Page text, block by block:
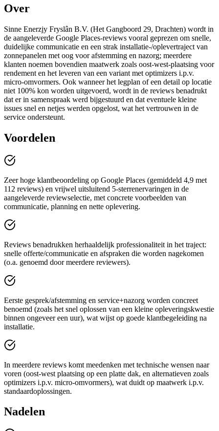
Over
Sinne Enerzjy Fryslân B.V. (Het Gangboord 29, Drachten) wordt in
de aangeleverde Google Places-reviews vooral geprezen om snelle,
duidelijke communicatie en een strak installatie-/oplevertraject van
zonnepanelen met oog voor afstemming en nazorg; meerdere
klanten noemen bovendien maatwerk zoals oost-west-plaatsing voor
rendement en het leveren van een variant met optimizers i.p.v.
micro-omvormers. Ook wanneer het legplan of een detail op locatie
niet 100% kon worden uitgevoerd, wordt in de reviews benadrukt
dat er in samenspraak werd bijgestuurd en dat eventuele kleine
issues snel en netjes werden opgelost, wat het vertrouwen in de
service ondersteunt.
Voordelen
Zeer hoge klantbeoordeling op Google Places (gemiddeld 4,9 met
112 reviews) en vrijwel uitsluitend 5-sterrenervaringen in de
aangeleverde reviewselectie, met concrete voorbeelden van
communicatie, planning en nette oplevering.
Reviews benadrukken herhaaldelijk professionaliteit in het traject:
snelle offerte/communicatie en afspraken die worden nagekomen
(o.a. genoemd door meerdere reviewers).
Eerste gesprek/afstemming en service+nazorg worden concreet
benoemd (zoals het snel oplossen van een kleine opleveringskwestie
binnen ongeveer een uur), wat wijst op goede klantbegeleiding na
installatie.
In meerdere reviews komt meedenken met technische wensen naar
voren (oost-west plaatsing op een platte dak, en alternatieven zoals
optimizers i.p.v. micro-omvormers), wat duidt op maatwerk i.p.v.
standaardoplossingen.
Nadelen